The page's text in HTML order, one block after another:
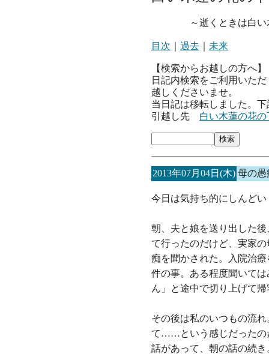
～逝くときは白い木
目次 過去 未来
【検索からお越しの方へ】
日記内検索をご利用いた
越しくださいませ。
当日記は移転しました。
引越し先 白い木蓮の花の
2013年07月04日(木) 母の愚
今日は気持ち的にしんど
朝、夫と娘を送り出した
て行ったのだけど、実家
痴を聞かされた。入院治
件の事。ある程度聞いて
ん」と途中で切り上げて
その後は私のいつもの流
て……という感じだったの
話があって、朝の話の続